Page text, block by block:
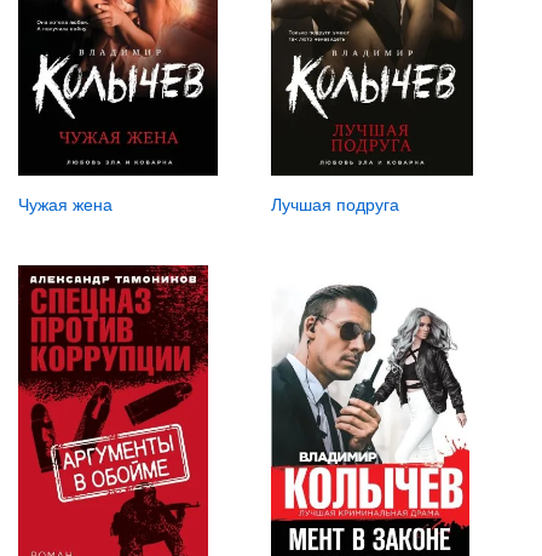
Чужая жена Лучшая подруга